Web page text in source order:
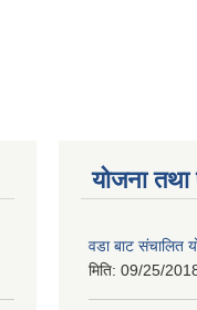
योजना तथा
वडा बाट संचालित
मिति: 09/25/